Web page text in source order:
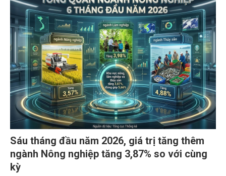
số, mà còn là lời cảnh báo ngày càng rõ nét về thiên
tai cực đoan trong bối cảnh biến đổi khí hậu, đòi hỏi
cách tiếp cận mới trong phòng ngừa và thích ứng.
Sáu tháng đầu năm 2026, giá trị tăng thêm
ngành Nông nghiệp tăng 3,87% so với cùng
kỳ